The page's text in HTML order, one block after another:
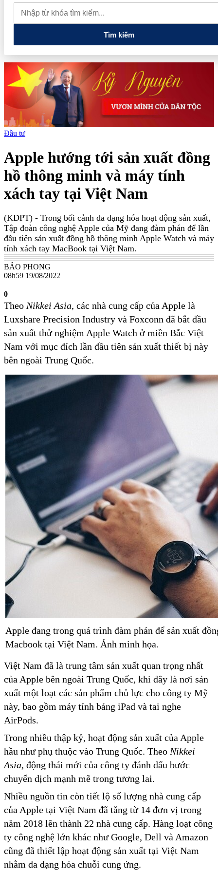
lao dốc mất mốc 100.000 đồng/kg
Chính phủ kiến tạo hệ sinh
thái phát triển, nâng tầm kinh tế tư nhân
Tìm kiếm
Đầu tư
Apple hướng tới sản xuất đồng
hồ thông minh và máy tính
xách tay tại Việt Nam
(KDPT) - Trong bối cảnh đa dạng hóa hoạt động sản xuất,
Tập đoàn công nghệ Apple của Mỹ đang đàm phán để lần
đầu tiên sản xuất đồng hồ thông minh Apple Watch và máy
tính xách tay MacBook tại Việt Nam.
BẢO PHONG
08h59 19/08/2022
0
Theo Nikkei Asia, các nhà cung cấp của Apple là
Luxshare Precision Industry và Foxconn đã bắt đầu
sản xuất thử nghiệm Apple Watch ở miền Bắc Việt
Nam với mục đích lần đầu tiên sản xuất thiết bị này
bên ngoài Trung Quốc.
Apple đang trong quá trình đàm phán để sản xuất
Macbook tại Việt Nam. Ảnh minh họa.
Việt Nam đã là trung tâm sản xuất quan trọng nhất
của Apple bên ngoài Trung Quốc, khi đây là nơi sản
xuất một loạt các sản phẩm chủ lực cho công ty Mỹ
này, bao gồm máy tính bảng iPad và tai nghe
AirPods.
Trong nhiều thập kỷ, hoạt động sản xuất của Apple
hầu như phụ thuộc vào Trung Quốc. Theo Nikkei
Asia, động thái mới của công ty đánh dấu bước
chuyển dịch mạnh mẽ trong tương lai.
Nhiều nguồn tin còn tiết lộ số lượng nhà cung cấp
của Apple tại Việt Nam đã tăng từ 14 đơn vị trong
năm 2018 lên thành 22 nhà cung cấp. Hàng loạt công
ty công nghệ lớn khác như Google, Dell và Amazon
cũng đã thiết lập hoạt động sản xuất tại Việt Nam
nhằm đa dạng hóa chuỗi cung ứng.